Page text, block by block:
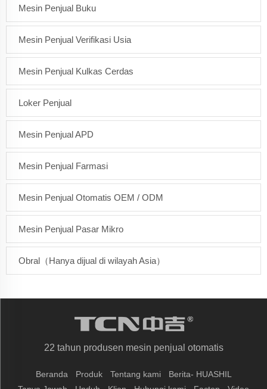
Mesin Penjual Buku
Mesin Penjual Verifikasi Usia
Mesin Penjual Kulkas Cerdas
Loker Penjual
Mesin Penjual APD
Mesin Penjual Farmasi
Mesin Penjual Otomatis OEM / ODM
Mesin Penjual Pasar Mikro
Obral（Hanya dijual di wilayah Asia）
22 tahun produsen mesin penjual otomatis
Beranda Produk Tentang kami
Berita- HUASHIL